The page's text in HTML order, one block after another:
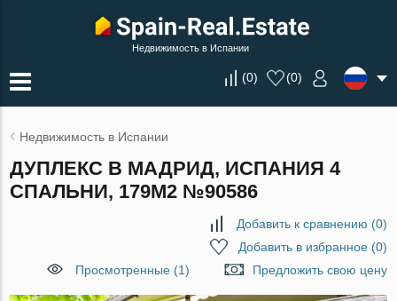
Недвижимость в Испании
(0) (0)
Недвижимость в Испании
ДУПЛЕКС В МАДРИД, ИСПАНИЯ 4
СПАЛЬНИ, 179М2 №90586
Добавить к сравнению (0)
Добавить в избранное(0)
Просмотренные (1)
Предложить свою цену